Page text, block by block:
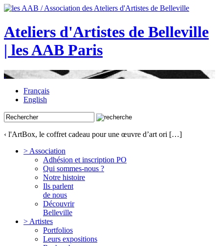
Ateliers d'Artistes de Belleville
| les AAB Paris
Français
English
‹ l'ArtBox, le coffret cadeau pour une œuvre d’art ori […]
> Association
Adhésion et inscription PO
Qui sommes-nous ?
Notre histoire
Ils parlent
de nous
Découvrir
Belleville
> Artistes
Portfolios
Leurs expositions